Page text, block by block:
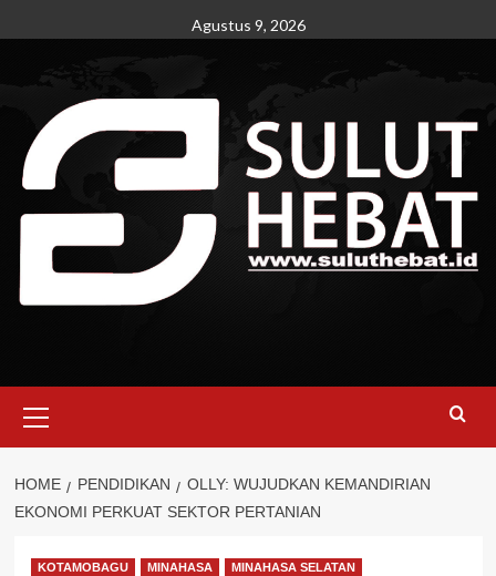
to
Agustus 9, 2026
Menu
HOME PENDIDIKAN
OLLY: WUJUDKAN KEMANDIRIAN
EKONOMI PERKUAT SEKTOR PERTANIAN
KOTAMOBAGU MINAHASA
MINAHASA SELATAN